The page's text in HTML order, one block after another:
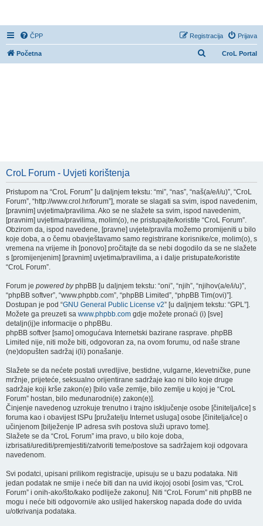
ČPP Prijava
Registracija
CroL Portal
Početna
CroL Forum - Uvjeti korištenja
Pristupom na “CroL Forum” [u daljnjem tekstu: “mi”, “nas”, “naš(a/e/i/u)”, “CroL
Forum”, “http://www.crol.hr/forum”], morate se slagati sa svim, ispod navedenim,
[pravnim] uvjetima/pravilima. Ako se ne slažete sa svim, ispod navedenim,
[pravnim] uvjetima/pravilima, molim(o), ne pristupajte/koristite “CroL Forum”.
Obzirom da, ispod navedene, [pravne] uvjete/pravila možemo promijeniti u bilo
koje doba, a o čemu obavještavamo samo registrirane korisnike/ce, molim(o), s
vremena na vrijeme ih [ponovo] pročitajte da se nebi dogodilo da se ne slažete
s [promijenjenim] [pravnim] uvjetima/pravilima, a i dalje pristupate/koristite
“CroL Forum”.
Forum je powered byphpBB [u daljnjem tekstu: “oni”, “njih”, “njihov(a/e/i/u)”,
“phpBB softver”, “www.phpbb.com”, “phpBB Limited”, “phpBB Tim(ovi)”].
Dostupan je pod “GNU General Public License v2” [u daljnjem tekstu: “GPL”].
Možete ga preuzeti sa www.phpbb.com gdje možete pronaći (i) [sve]
detaljn(ij)e informacije o phpBBu.
phpBB softver [samo] omogućava Internetski bazirane rasprave. phpBB
Limited nije, niti može biti, odgovoran za, na ovom forumu, od naše strane
(ne)dopušten sadržaj i(li) ponašanje.
Slažete se da nećete postati uvredljive, bestidne, vulgarne, klevetničke, pune
mržnje, prijeteće, seksualno orijentirane sadržaje kao ni bilo koje druge
sadržaje koji krše zakon(e) [bilo vaše zemlje, bilo zemlje u kojoj je “CroL
Forum” hostan, bilo međunarodni(e) zakon(e)].
Činjenje navedenog uzrokuje trenutno i trajno isključenje osobe [činitelja/ice] s
foruma kao i obavijest ISPu [pružatelju Internet usluga] osobe [činitelja/ice] o
učinjenom [bilježenje IP adresa svih postova služi upravo tome].
Slažete se da “CroL Forum” ima pravo, u bilo koje doba,
izbrisati/urediti/premjestiti/zatvoriti teme/postove sa sadržajem koji odgovara
navedenom.
Svi podatci, upisani prilikom registracije, upisuju se u bazu podataka. Niti
jedan podatak ne smije i neće biti dan na uvid ikojoj osobi [osim vas, “CroL
Forum” i onih-ako/što/kako podliježe zakonu]. Niti “CroL Forum” niti phpBB ne
mogu i neće biti odgovorni/e ako uslijed hakerskog napada dođe do uvida
u/otkrivanja podataka.